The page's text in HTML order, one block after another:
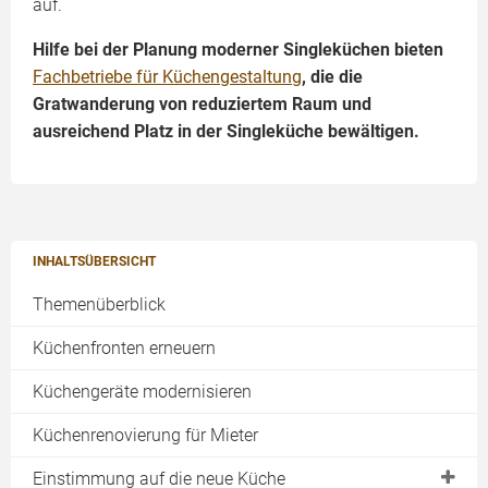
INHALTSÜBERSICHT
Themenüberblick
Küchenfronten erneuern
Küchengeräte modernisieren
Küchenrenovierung für Mieter
Einstimmung auf die neue Küche
auf.
Hilfe bei der Planung moderner Singleküchen bieten
Fachbetriebe für Küchengestaltung, die die
Gratwanderung von reduziertem Raum und
ausreichend Platz in der Singleküche bewältigen.